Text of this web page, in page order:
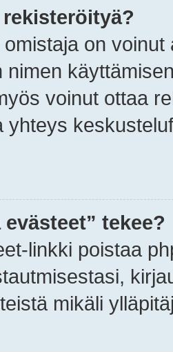
on
nimen
voinut ottaa
yhteys
tekee?
linkki poistaa
mikäli